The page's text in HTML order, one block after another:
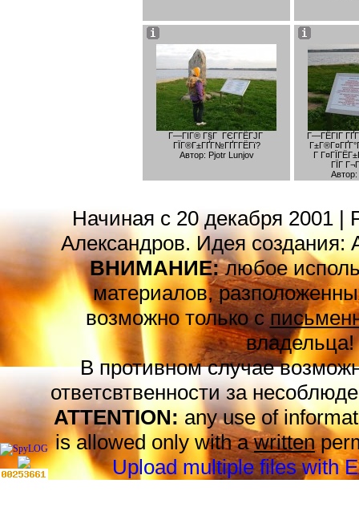
Г—ГІГ® Г§Г ГЄГ­ГЁГЈГ
ГЇГ®Г±ГҐГ№ГҐГ­ГЁГї?
Автор: Pjotr Lunjov
Г—ГЁГІГ
Г
ГЇГ
Начиная с 20 декабря 2001 |
Александров. Идея создания:
ВНИМАНИЕ:любое
материалов,
возможно только с
владельца!
В противном случае
ответсвтвенности за
ATTENTION:any use of
is allowed only with awritten
Upload multiple files with